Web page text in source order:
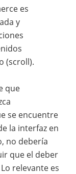
es
y
(scroll).
que
se encuentre
la interfaz en
no debería
que el deber
relevante es